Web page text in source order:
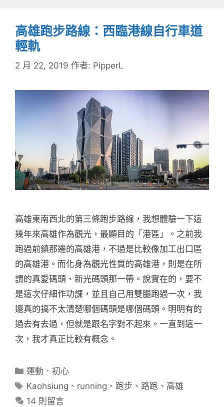
高雄跑步路線：西臨港線自行車道
輕軌
2 月 22, 2019 作者: PipperL
高雄東南西北的第三條跑步路線，我想體驗一下這
幾年來高雄作為觀光，最顯目的「港區」。之前我
跑過前鎮那邊的高雄港，不過是比較像加工出口區
的高雄港。而化身為觀光性質的高雄港，則是在所
謂的真愛碼頭、新光碼頭那一帶。說實在的，要不
是這次仔細作功課，並且自己用雙腿跑過一次，我
還真的搞不太清楚哪個碼頭是哪個碼頭。明明有的
過去有去過，但就是跟名字對不起來。一直到這一
次，我才真正比較有概念。
分
類
運動．初心
標
籤
Kaohsiung 、 running 、跑步 、路跑 、 高雄
14 則留言